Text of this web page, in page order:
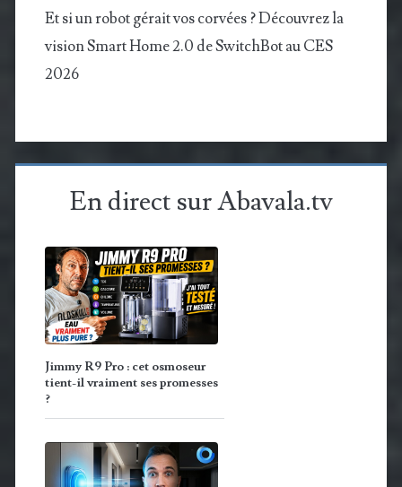
Et si un robot gérait vos corvées ? Découvrez la
vision Smart Home 2.0 de SwitchBot au CES
2026
En direct sur Abavala.tv
Jimmy R9 Pro : cet osmoseur
tient-il vraiment ses promesses
?